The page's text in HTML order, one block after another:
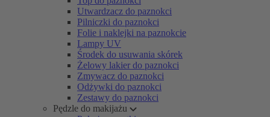
Utwardzacz do paznokci
Pilniczki do paznokci
Folie i naklejki na paznokcie
Lampy UV
Środek do usuwania skórek
Żelowy lakier do paznokci
Zmywacz do paznokci
Odżywki do paznokci
Zestawy do paznokci
Pędzle do makijażu